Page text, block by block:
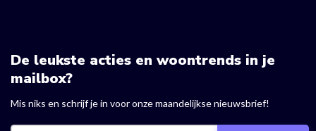
De leukste acties en woontrends in je
mailbox?
Mis niks en schrijf je in voor onze maandelijkse nieuwsbrief!